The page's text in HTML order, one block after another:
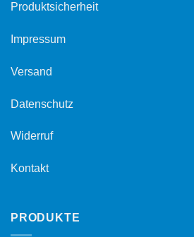
Produktsicherheit
Impressum
Versand
Datenschutz
Widerruf
Kontakt
PRODUKTE